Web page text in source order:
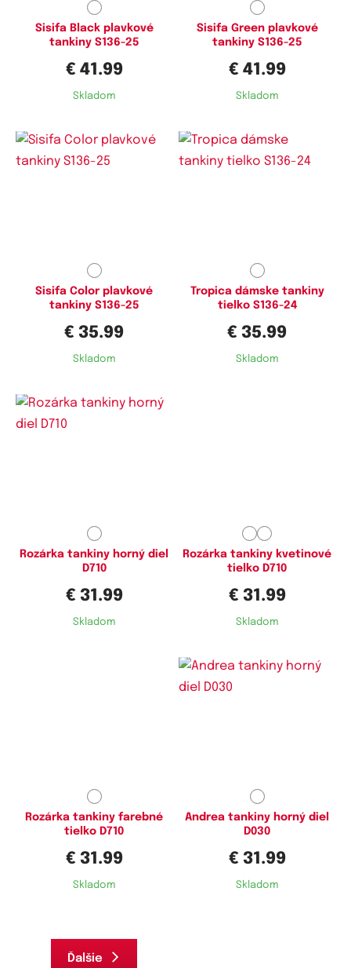
Sisifa Black plavkové
tankiny S136-25
€ 41.99
Skladom
Sisifa Green plavkové
tankiny S136-25
€ 41.99
Skladom
Sisifa Color plavkové
tankiny S136-25
€ 35.99
Skladom
Tropica dámske tankiny
tielko S136-24
€ 35.99
Skladom
Rozárka tankiny horný diel
D710
€ 31.99
Skladom
Rozárka tankiny kvetinové
tielko D710
€ 31.99
Skladom
Rozárka tankiny farebné
tielko D710
€ 31.99
Skladom
Andrea tankiny horný diel
D030
€ 31.99
Skladom
Ďalšie